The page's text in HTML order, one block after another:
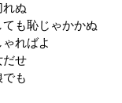
れぬ
も恥じゃかかぬ
ればよ
だせ
も